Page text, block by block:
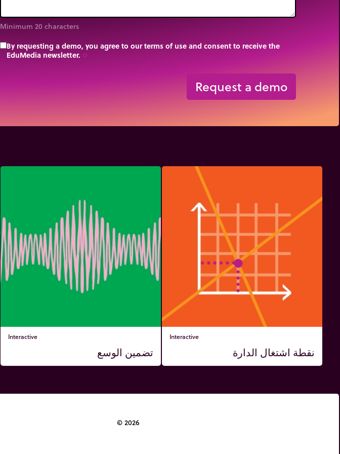
Minimum 20 characters
By requesting a demo, you agree to our terms of use and consent to receive the
EduMedia newsletter. trip_origin
Request a demo
Interactive
تضمين الوسع
Interactive
نقطة اشتغال الدارة
© 2026